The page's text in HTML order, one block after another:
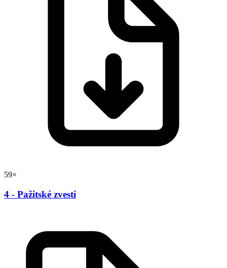
59×
4 - Pažitské zvesti